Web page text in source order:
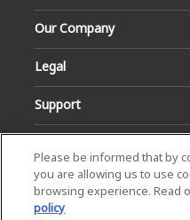
Our Company
Legal
Support
Please be informed that by
you are allowing us to use
browsing experience. Read
policy